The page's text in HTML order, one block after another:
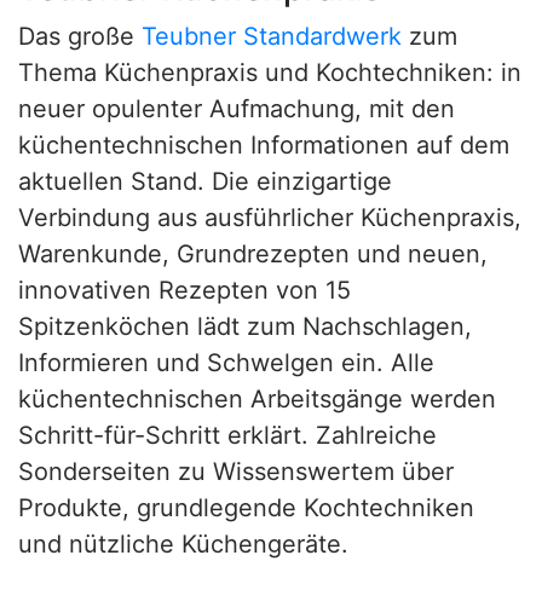
Das große Teubner Standardwerk zum
Thema Küchenpraxis und Kochtechniken: in
neuer opulenter Aufmachung, mit den
küchentechnischen Informationen auf dem
aktuellen Stand. Die einzigartige
Verbindung aus ausführlicher Küchenpraxis,
Warenkunde, Grundrezepten und neuen,
innovativen Rezepten von 15
Spitzenköchen lädt zum Nachschlagen,
Informieren und Schwelgen ein. Alle
küchentechnischen Arbeitsgänge werden
Schritt-für-Schritt erklärt. Zahlreiche
Sonderseiten zu Wissenswertem über
Produkte, grundlegende Kochtechniken
und nützliche Küchengeräte.